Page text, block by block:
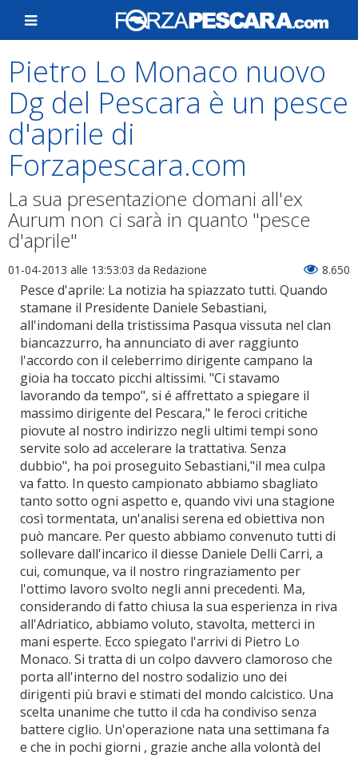
Pietro Lo Monaco nuovo
Dg del Pescara è un pesce
d'aprile di
Forzapescara.com
La sua presentazione domani all'ex
Aurum non ci sarà in quanto "pesce
d'aprile"
01-04-2013 alle 13:53:03 da Redazione 8.650
Pesce d'aprile: La notizia ha spiazzato tutti. Quando
stamane il Presidente Daniele Sebastiani,
all'indomani della tristissima Pasqua vissuta nel clan
biancazzurro, ha annunciato di aver raggiunto
l'accordo con il celeberrimo dirigente campano la
gioia ha toccato picchi altissimi. "Ci stavamo
lavorando da tempo", si é affrettato a spiegare il
massimo dirigente del Pescara," le feroci critiche
piovute al nostro indirizzo negli ultimi tempi sono
servite solo ad accelerare la trattativa. Senza
dubbio", ha poi proseguito Sebastiani,"il mea culpa
va fatto. In questo campionato abbiamo sbagliato
tanto sotto ogni aspetto e, quando vivi una stagione
così tormentata, un'analisi serena ed obiettiva non
può mancare. Per questo abbiamo convenuto tutti di
sollevare dall'incarico il diesse Daniele Delli Carri, a
cui, comunque, va il nostro ringraziamento per
l'ottimo lavoro svolto negli anni precedenti. Ma,
considerando di fatto chiusa la sua esperienza in riva
all'Adriatico, abbiamo voluto, stavolta, metterci in
mani esperte. Ecco spiegato l'arrivi di Pietro Lo
Monaco. Si tratta di un colpo davvero clamoroso che
porta all'interno del nostro sodalizio uno dei
dirigenti più bravi e stimati del mondo calcistico. Una
scelta unanime che tutto il cda ha condiviso senza
battere ciglio. Un'operazione nata una settimana fa
e che in pochi giorni , grazie anche alla volontà del